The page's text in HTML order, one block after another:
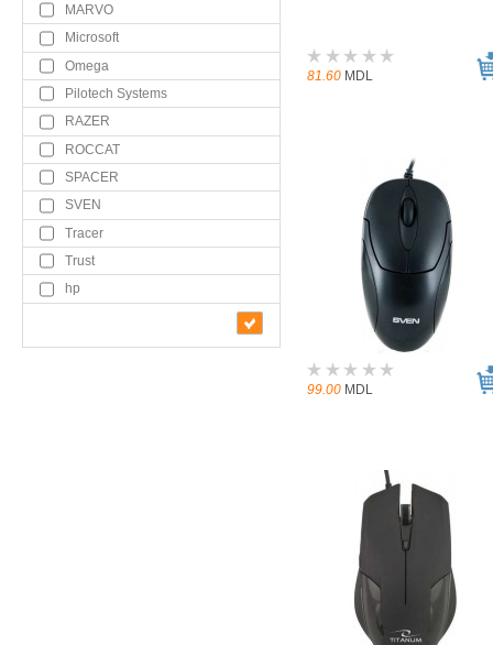
MARVO
Microsoft
Omega
Pilotech Systems
RAZER
ROCCAT
SPACER
SVEN
Tracer
Trust
hp
81.60 MDL
99.00 MDL